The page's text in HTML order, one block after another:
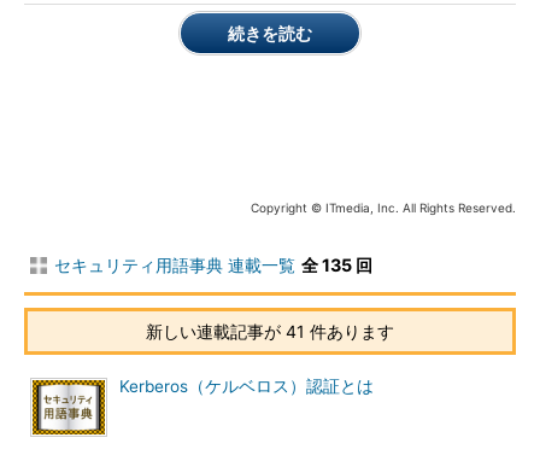
続きを読む
Copyright © ITmedia, Inc. All Rights Reserved.
セキュリティ用語事典 連載一覧 全 135 回
新しい連載記事が 41 件あります
Kerberos（ケルベロス）認証とは